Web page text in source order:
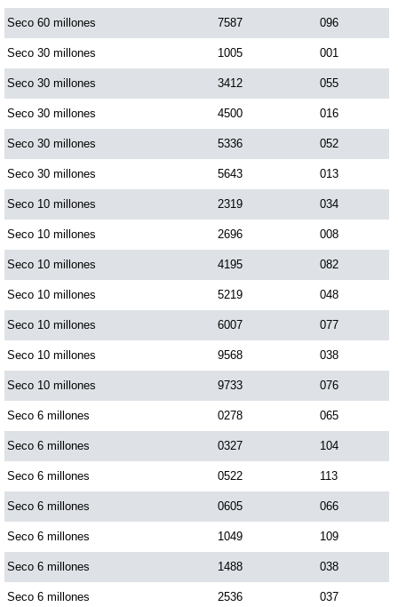
Fantástica Día
Fantástica Noche
Motilon Tarde
Motilon Noche
Paisita Día
Paisita Noche
Paisita 3
Pick 3 Día
Pick 3 Noche
Pick 4 Día
Pick 4 Noche
Seco 60 millones 7587 096
Seco 30 millones 1005 001
Seco 30 millones 3412 055
Seco 30 millones 4500 016
Seco 30 millones 5336 052
Seco 30 millones 5643 013
Seco 10 millones 2319 034
Seco 10 millones 2696 008
Seco 10 millones 4195 082
Seco 10 millones 5219 048
Seco 10 millones 6007 077
Seco 10 millones 9568 038
Seco 10 millones 9733 076
Seco 6 millones 0278 065
Seco 6 millones 0327 104
Seco 6 millones 0522 113
Seco 6 millones 0605 066
Seco 6 millones 1049 109
Seco 6 millones 1488 038
Seco 6 millones 2536 037